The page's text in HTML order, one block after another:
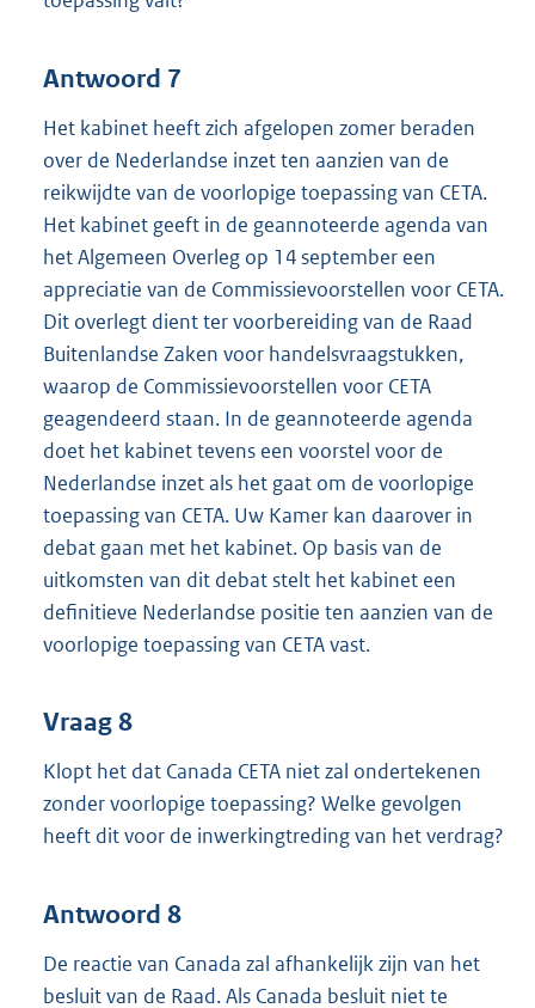
Antwoord 7
Het kabinet heeft zich afgelopen zomer beraden
over de Nederlandse inzet ten aanzien van de
reikwijdte van de voorlopige toepassing van CETA.
Het kabinet geeft in de geannoteerde agenda van
het Algemeen Overleg op 14 september een
appreciatie van de Commissievoorstellen voor CETA.
Dit overlegt dient ter voorbereiding van de Raad
Buitenlandse Zaken voor handelsvraagstukken,
waarop de Commissievoorstellen voor CETA
geagendeerd staan. In de geannoteerde agenda
doet het kabinet tevens een voorstel voor de
Nederlandse inzet als het gaat om de voorlopige
toepassing van CETA. Uw Kamer kan daarover in
debat gaan met het kabinet. Op basis van de
uitkomsten van dit debat stelt het kabinet een
definitieve Nederlandse positie ten aanzien van de
voorlopige toepassing van CETA vast.
Vraag 8
Klopt het dat Canada CETA niet zal ondertekenen
zonder voorlopige toepassing? Welke gevolgen
heeft dit voor de inwerkingtreding van het verdrag?
Antwoord 8
De reactie van Canada zal afhankelijk zijn van het
besluit van de Raad. Als Canada besluit niet te